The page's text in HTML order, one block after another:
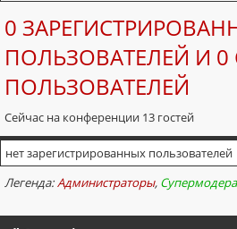
0
ПОЛЬЗОВАТЕЛЕЙ И 0
ПОЛЬЗОВАТЕЛЕЙ
Сейчас на конференции 13 гостей
нет зарегистрированных пользователей
Легенда:Администраторы,